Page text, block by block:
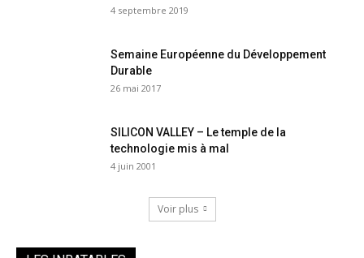
4 septembre 2019
Semaine Européenne du Développement
Durable
26 mai 2017
SILICON VALLEY – Le temple de la
technologie mis à mal
4 juin 2001
Voir plus